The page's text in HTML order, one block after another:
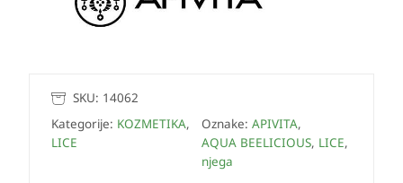
SKU: 14062
Kategorije: KOZMETIKA,
LICE
Oznake: APIVITA,
AQUA BEELICIOUS, LICE,
njega